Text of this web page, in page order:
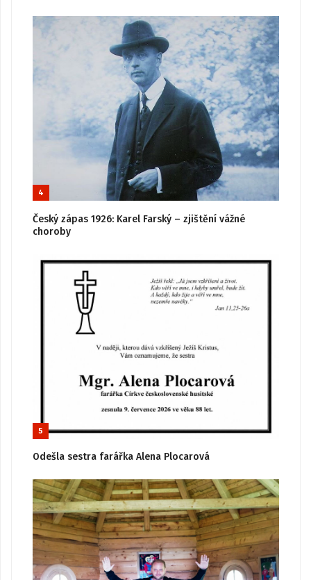
4
Český zápas 1926: Karel Farský – zjištění vážné
choroby
5
Odešla sestra farářka Alena Plocarová